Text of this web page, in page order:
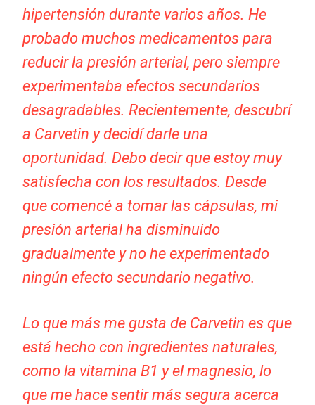
hipertensión durante varios años. He
probado muchos medicamentos para
reducir la presión arterial, pero siempre
experimentaba efectos secundarios
desagradables. Recientemente, descubrí
a Carvetin y decidí darle una
oportunidad. Debo decir que estoy muy
satisfecha con los resultados. Desde
que comencé a tomar las cápsulas, mi
presión arterial ha disminuido
gradualmente y no he experimentado
ningún efecto secundario negativo.
Lo que más me gusta de Carvetin es que
está hecho con ingredientes naturales,
como la vitamina B1 y el magnesio, lo
que me hace sentir más segura acerca